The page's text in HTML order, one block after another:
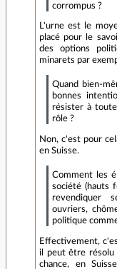
corrompus ?
L'urne est le
placé pour le
des options
minarets par
Quand bien-
bonnes
résister à
rôle ?
Non, c'est pour
en Suisse.
Comment les
société (hauts
revendiquer
ouvriers,
politique
Effectivement,
il peut être résolu
chance, en